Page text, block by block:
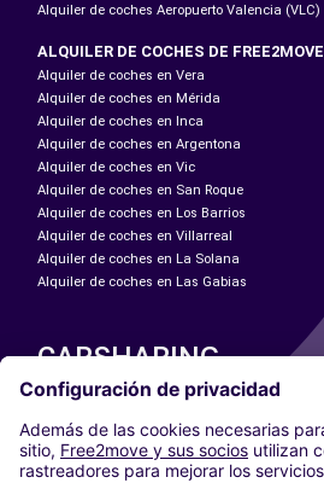
Alquiler de coches Aeropuerto Valencia (VLC)
ALQUILER DE COCHES DE FREE2MOVE
Alquiler de coches en Vera
Alquiler de coches en Mérida
Alquiler de coches en Inca
Alquiler de coches en Argentona
Alquiler de coches en Vic
Alquiler de coches en San Roque
Alquiler de coches en Los Barrios
Alquiler de coches en Villarreal
Alquiler de coches en La Solana
Alquiler de coches en Las Gabias
CARSHARING
NUESTRAS CIUDADES
Paris
Madrid
Washington DC